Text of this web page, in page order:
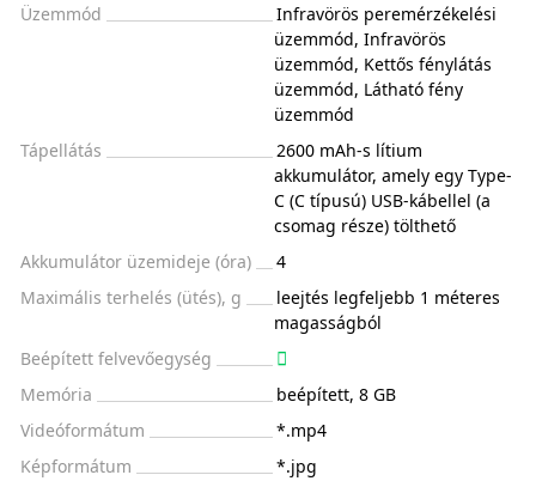
Üzemmód
Infravörös peremérzékelési
üzemmód, Infravörös
üzemmód, Kettős fénylátás
üzemmód, Látható fény
üzemmód
Tápellátás
2600 mAh-s lítium
akkumulátor, amely egy Type-
C (C típusú) USB-kábellel (a
csomag része) tölthető
Akkumulátor üzemideje (óra)
4
Maximális terhelés (ütés), g
leejtés legfeljebb 1 méteres
magasságból
Beépített felvevőegység
Memória
beépített, 8 GB
Videóformátum
*.mp4
Képformátum
*.jpg